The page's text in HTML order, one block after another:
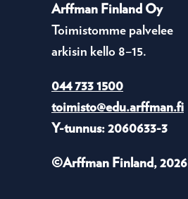
Arffman Finland Oy
Toimistomme palvelee
arkisin kello 8–15.
044 733 1500
toimisto@edu.arffman.fi
Y-tunnus: 2060633-3
©Arffman Finland, 2026